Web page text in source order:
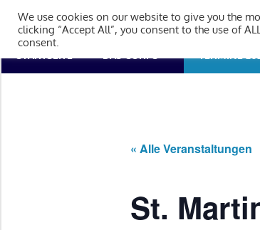
Inhalt
springen
Tambourcorps
Tambourcorps
« Alle Veranstaltungen
St.
We use cookies on our website to give you the
clicking “Accept All”, you consent to the use of
consent.